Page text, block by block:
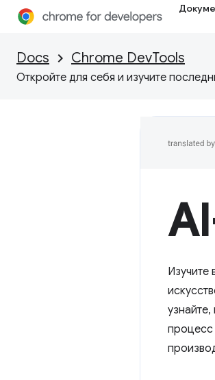
Docs Chrome DevTools
Откройте для себя и изучите
Изучите
процесс